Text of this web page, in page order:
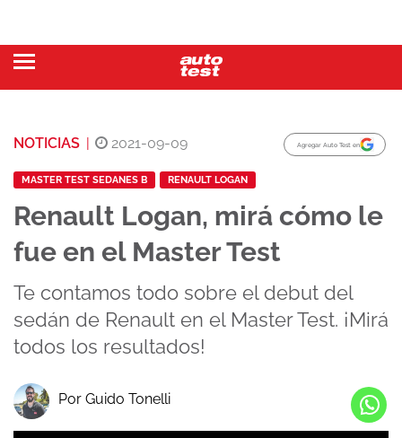
NOTICIAS | 2021-09-09 Agregar Auto Test en
MASTER TEST SEDANES B RENAULT LOGAN
Renault Logan, mirá cómo le
fue en el Master Test
Te contamos todo sobre el debut del
sedán de Renault en el Master Test. ¡Mirá
todos los resultados!
Por Guido Tonelli